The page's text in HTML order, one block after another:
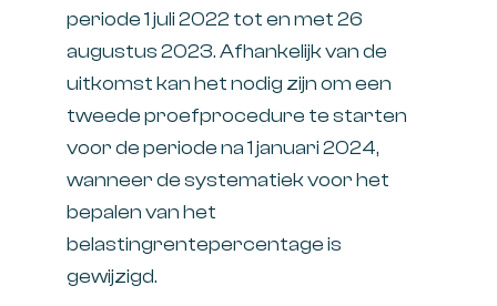
periode 1 juli 2022 tot en met 26
augustus 2023. Afhankelijk van de
uitkomst kan het nodig zijn om een
tweede proefprocedure te starten
voor de periode na 1 januari 2024,
wanneer de systematiek voor het
bepalen van het
belastingrentepercentage is
gewijzigd.